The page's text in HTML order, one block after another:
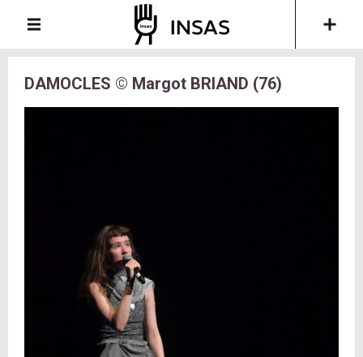
DAMOCLES © Margot BRIAND (76)